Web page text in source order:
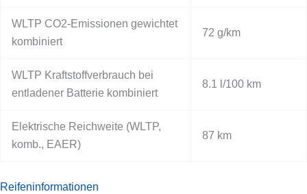
WLTP CO2-Emissionen gewichtet
kombiniert
72 g/km
WLTP Kraftstoffverbrauch bei
entladener Batterie kombiniert
8.1 l/100 km
Elektrische Reichweite (WLTP,
komb., EAER)
87 km
Reifeninformationen